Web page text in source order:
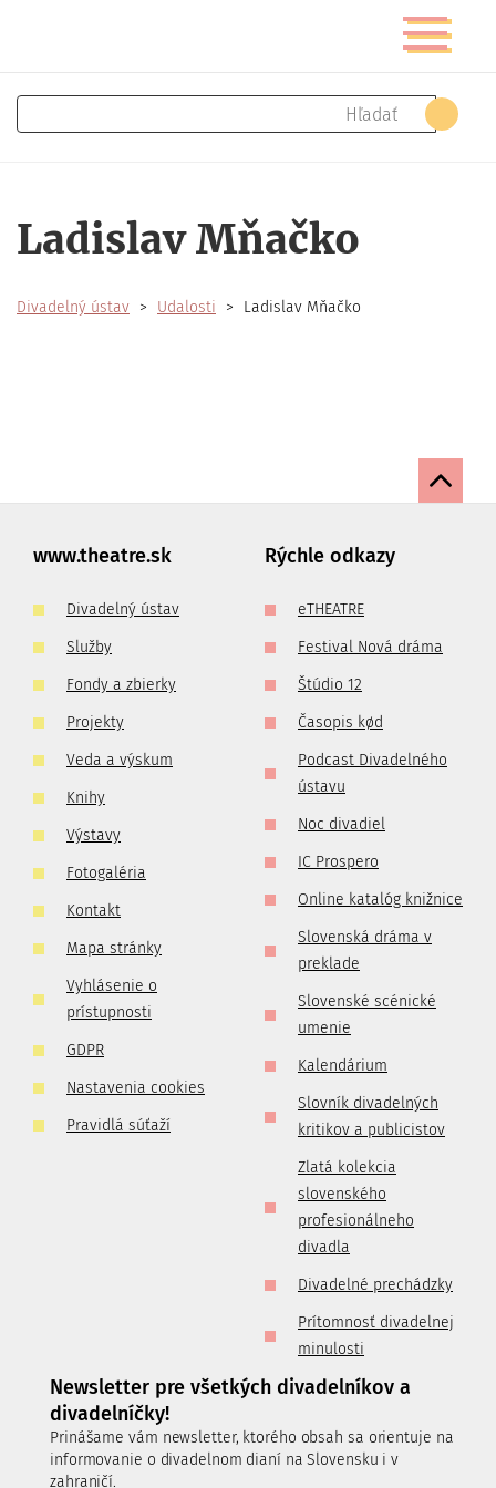
obsah
Prepnúť
navigáciu
Hľadať
Ladislav Mňačko
Divadelný ústav Udalosti Ladislav Mňačko
www.theatre.sk
Divadelný ústav
Služby
Fondy a zbierky
Projekty
Veda a výskum
Knihy
Výstavy
Fotogaléria
Kontakt
Mapa stránky
Vyhlásenie o
prístupnosti
GDPR
Nastavenia cookies
Pravidlá súťaží
Rýchle odkazy
eTHEATRE
Festival Nová dráma
Štúdio 12
Časopis kød
Podcast Divadelného
ústavu
Noc divadiel
IC Prospero
Online katalóg knižnice
Slovenská dráma v
preklade
Slovenské scénické
umenie
Kalendárium
Slovník divadelných
kritikov a publicistov
Zlatá kolekcia
slovenského
profesionálneho
divadla
Divadelné prechádzky
Prítomnosť divadelnej
minulosti
Newsletter pre všetkých divadelníkov a
divadelníčky!
Prinášame vám newsletter, ktorého obsah sa orientuje na
informovanie o divadelnom dianí na Slovensku i v
zahraničí.